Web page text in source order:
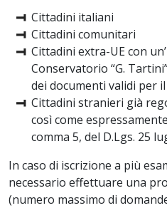
Cittadini italiani
Cittadini comunitari
Cittadini extra-UE con
Conservatorio “G.
dei documenti validi per
Cittadini stranieri già
così come
comma 5, del D.Lgs. 25
In caso di iscrizione a più
necessario effettuare una
(numero massimo di